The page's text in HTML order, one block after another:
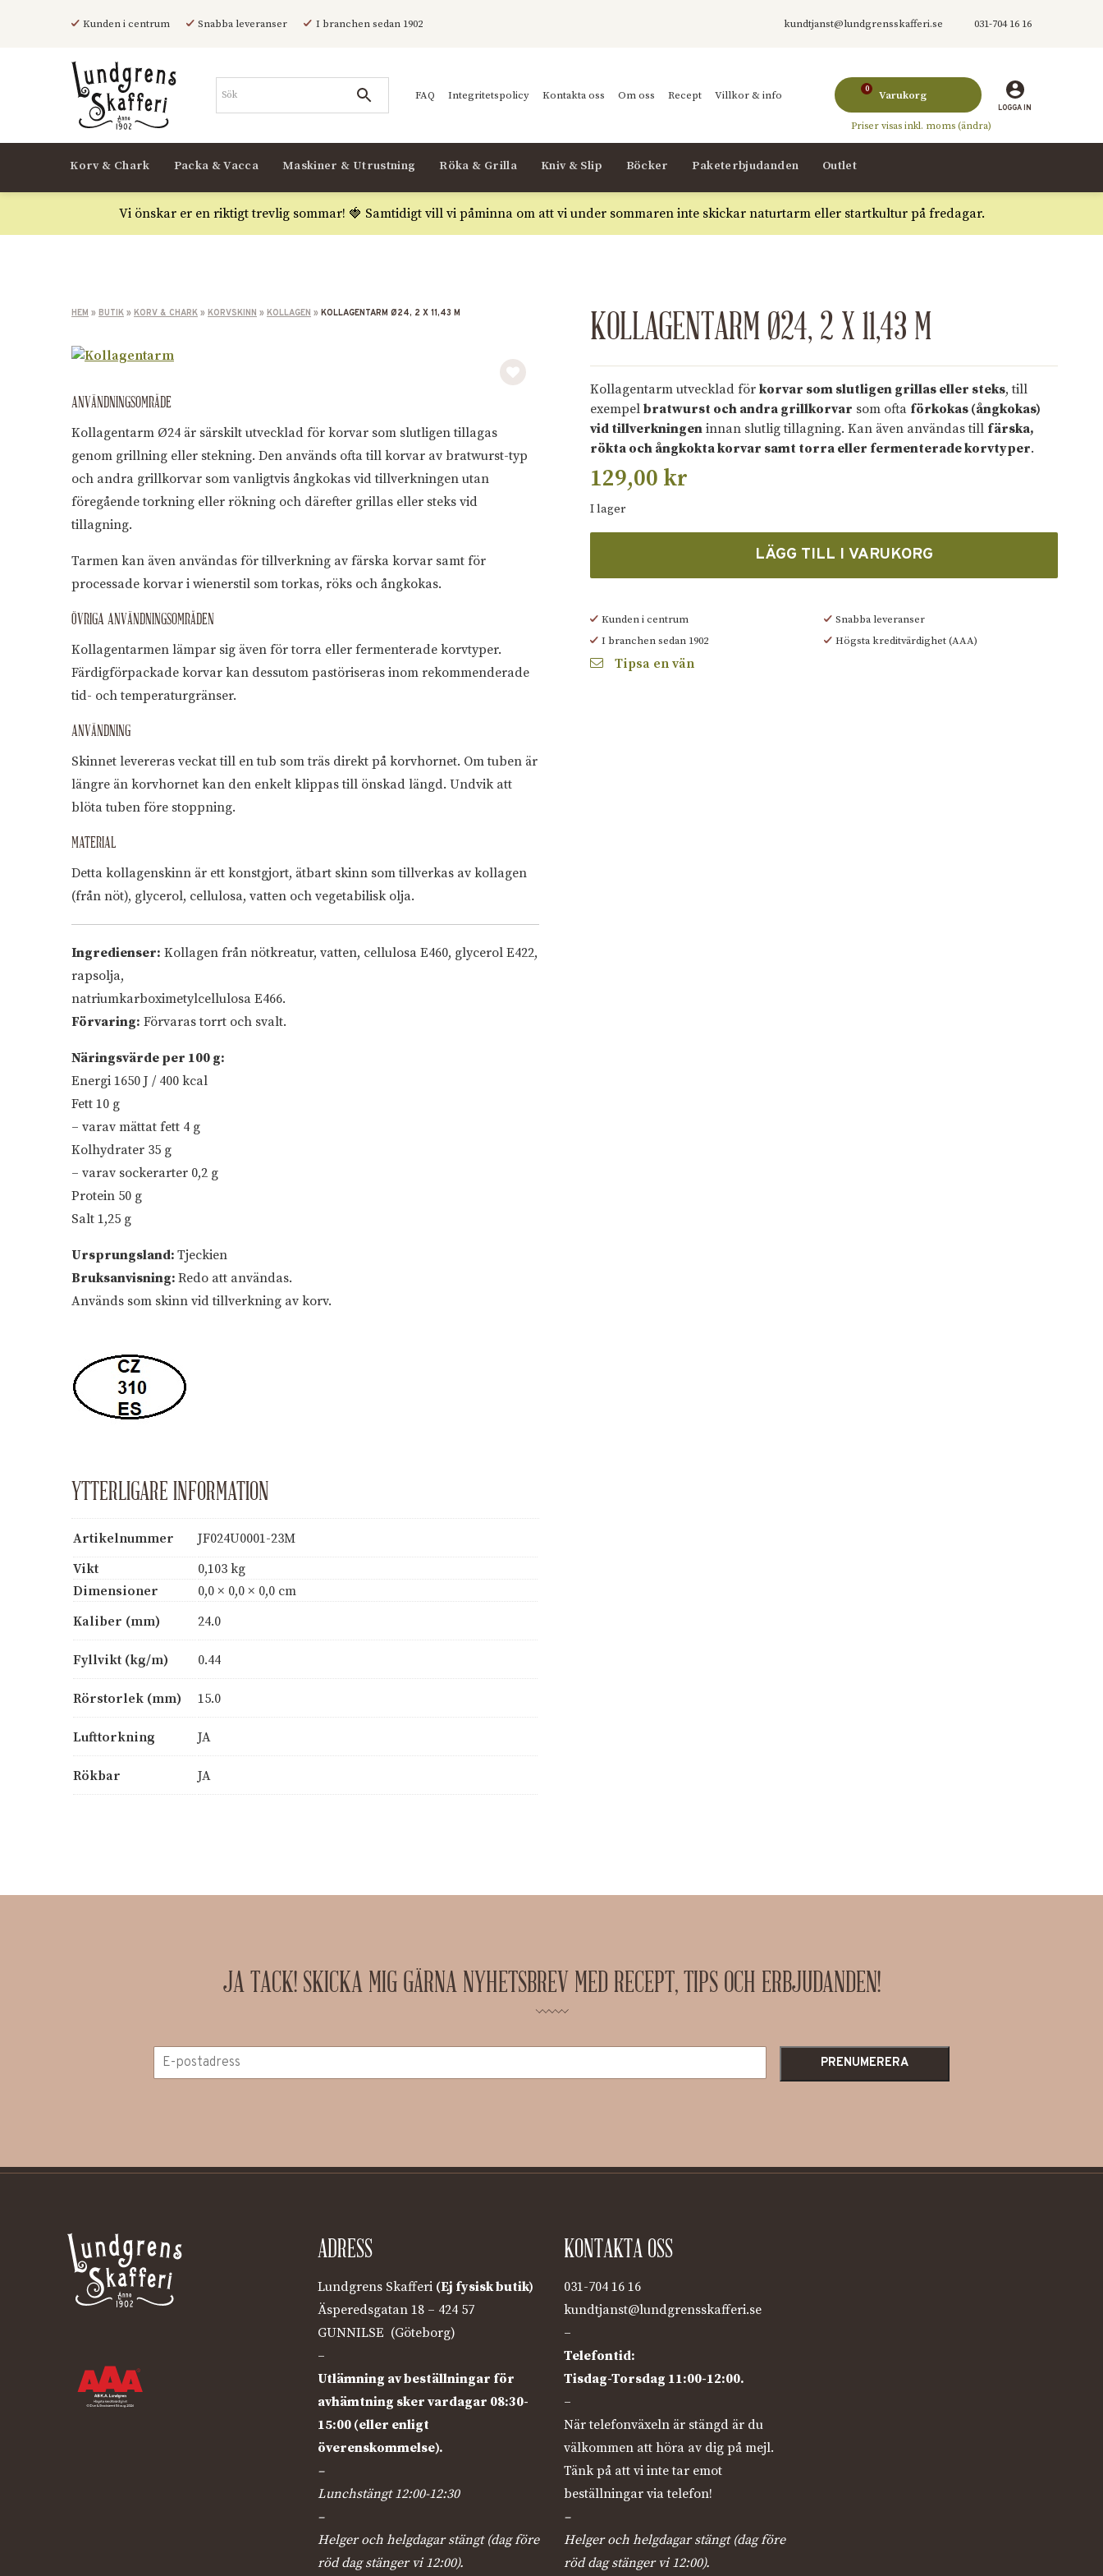
Kunden i centrum Snabba leveranser I branchen sedan 1902 kundtjanst@lundgrensskafferi.se 031-704 16 16
FAQ Integritetspolicy Kontakta oss Om oss Recept Villkor & info 0 Varukorg
LOGGA IN
Korv & Chark Packa & Vacca Maskiner & Utrustning Röka & Grilla Kniv & Slip Böcker Paketerbjudanden Outlet
Vi önskar er en riktigt trevlig sommar! 🍓 Samtidigt vill vi påminna om att vi under sommaren inte skickar naturtarm eller startkultur på fredagar.
HEM » BUTIK » KORV & CHARK » KORVSKINN » KOLLAGEN » KOLLAGENTARM Ø24, 2 X 11,43 M
ANVÄNDNINGSOMRÅDE
Kollagentarm Ø24 är särskilt utvecklad för korvar som slutligen tillagas
genom grillning eller stekning. Den används ofta till korvar av bratwurst-typ
och andra grillkorvar som vanligtvis ångkokas vid tillverkningen utan
föregående torkning eller rökning och därefter grillas eller steks vid
tillagning.
Tarmen kan även användas för tillverkning av färska korvar samt för
processade korvar i wienerstil som torkas, röks och ångkokas.
ÖVRIGA ANVÄNDNINGSOMRÅDEN
Kollagentarmen lämpar sig även för torra eller fermenterade korvtyper.
Färdigförpackade korvar kan dessutom pastöriseras inom rekommenderade
tid- och temperaturgränser.
ANVÄNDNING
Skinnet levereras veckat till en tub som träs direkt på korvhornet. Om tuben är
längre än korvhornet kan den enkelt klippas till önskad längd. Undvik att
blöta tuben före stoppning.
MATERIAL
Detta kollagenskinn är ett konstgjort, ätbart skinn som tillverkas av kollagen
(från nöt), glycerol, cellulosa, vatten och vegetabilisk olja.
Ingredienser: Kollagen från nötkreatur, vatten, cellulosa E460, glycerol E422,
rapsolja,
natriumkarboximetylcellulosa E466.
Förvaring: Förvaras torrt och svalt.
Näringsvärde per 100 g:
Energi 1650 J / 400 kcal
Fett 10 g
– varav mättat fett 4 g
Kolhydrater 35 g
– varav sockerarter 0,2 g
Protein 50 g
Salt 1,25 g
Ursprungsland: Tjeckien
Bruksanvisning: Redo att användas.
Används som skinn vid tillverkning av korv.
YTTERLIGARE INFORMATION
Artikelnummer
JF024U0001-23M
Vikt
0,103 kg
Dimensioner
0,0 × 0,0 × 0,0 cm
Kaliber (mm)
24.0
Fyllvikt (kg/m) 0.44
Rörstorlek (mm) 15.0
Lufttorkning JA
Rökbar JA
KOLLAGENTARM Ø24, 2 X 11,43 M
Kollagentarm utvecklad för korvar som slutligen grillas eller steks, till
exempel bratwurst och andra grillkorvar som ofta förkokas (ångkokas)
vid tillverkningen innan slutlig tillagning. Kan även användas till färska,
rökta och ångkokta korvar samt torra eller fermenterade korvtyper.
129,00 kr
I lager
LÄGG TILL I VARUKORG
Kunden i centrum
Snabba leveranser
I branchen sedan 1902
Högsta kreditvärdighet (AAA)
Tipsa en vän
JA TACK! SKICKA MIG GÄRNA NYHETSBREV MED RECEPT, TIPS OCH ERBJUDANDEN!
ADRESS
Lundgrens Skafferi (Ej fysisk butik)
Äsperedsgatan 18 – 424 57
GUNNILSE (Göteborg)
–
Utlämning av beställningar för
avhämtning sker vardagar 08:30-
15:00 (eller enligt
överenskommelse).
–
Lunchstängt 12:00-12:30
–
Helger och helgdagar stängt (dag före
röd dag stänger vi 12:00).
KONTAKTA OSS
031-704 16 16
kundtjanst@lundgrensskafferi.se
–
Telefontid:
Tisdag-Torsdag 11:00-12:00.
–
När telefonväxeln är stängd är du
välkommen att höra av dig på mejl.
Tänk på att vi inte tar emot
beställningar via telefon!
–
Helger och helgdagar stängt (dag före
röd dag stänger vi 12:00).